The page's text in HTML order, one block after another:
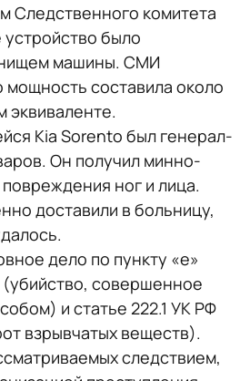
Следственного комитета
было
машины. СМИ
составила около
эквиваленте.
Kia Sorento был генерал-
Он получил минно-
ног и лица.
доставили в больницу,
дело по пункту «е»
(убийство, совершенное
и статье 222.1 УК РФ
взрывчатых веществ).
следствием,